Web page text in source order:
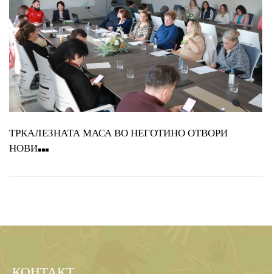
ТРКАЛЕЗНАТА МАСА ВО НЕГОТИНО ОТВОРИ
НОВИ…